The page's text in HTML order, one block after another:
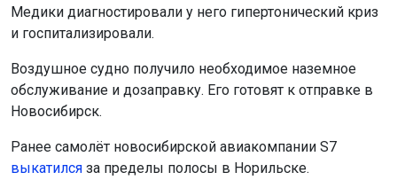
Медики диагностировали у него гипертонический криз
и госпитализировали.
Воздушное судно получило необходимое наземное
обслуживание и дозаправку. Его готовят к отправке в
Новосибирск.
Ранее самолёт новосибирской авиакомпании S7
выкатился за пределы полосы в Норильске.